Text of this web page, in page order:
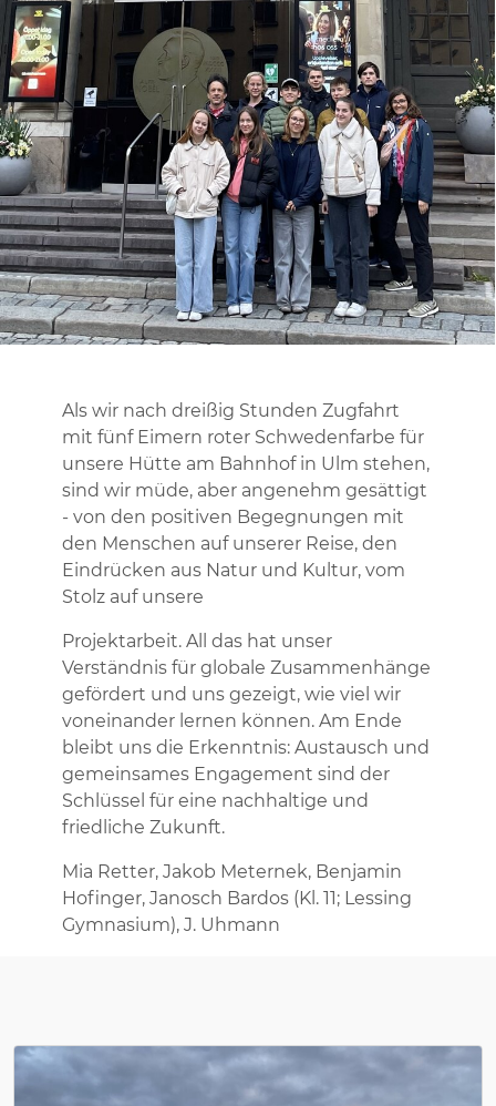
Als wir nach dreißig Stunden Zugfahrt
mit fünf Eimern roter Schwedenfarbe für
unsere Hütte am Bahnhof in Ulm stehen,
sind wir müde, aber angenehm gesättigt
- von den positiven Begegnungen mit
den Menschen auf unserer Reise, den
Eindrücken aus Natur und Kultur, vom
Stolz auf unsere
Projektarbeit. All das hat unser
Verständnis für globale Zusammenhänge
gefördert und uns gezeigt, wie viel wir
voneinander lernen können. Am Ende
bleibt uns die Erkenntnis: Austausch und
gemeinsames Engagement sind der
Schlüssel für eine nachhaltige und
friedliche Zukunft.
Mia Retter, Jakob Meternek, Benjamin
Hofinger, Janosch Bardos (Kl. 11; Lessing
Gymnasium), J. Uhmann